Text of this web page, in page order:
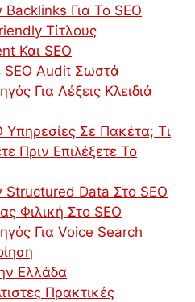
Για Το SEO
Τίτλους
Και SEO
Audit Σωστά
Για Λέξεις Κλειδιά
Υπηρεσίες Σε Πακέτα; Τι
Πριν Επιλέξετε Το
Data Στο SEO
Φιλική Στο SEO
Για Voice Search
Ελλάδα
Πρακτικές